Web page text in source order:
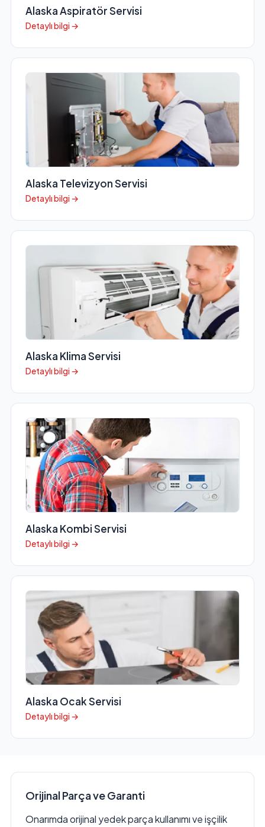
Alaska Aspiratör Servisi
Detaylı bilgi →
Alaska Televizyon Servisi
Detaylı bilgi →
Alaska Klima Servisi
Detaylı bilgi →
Alaska Kombi Servisi
Detaylı bilgi →
Alaska Ocak Servisi
Detaylı bilgi →
Orijinal Parça ve Garanti
Onarımda orijinal yedek parça kullanımı ve işçilik